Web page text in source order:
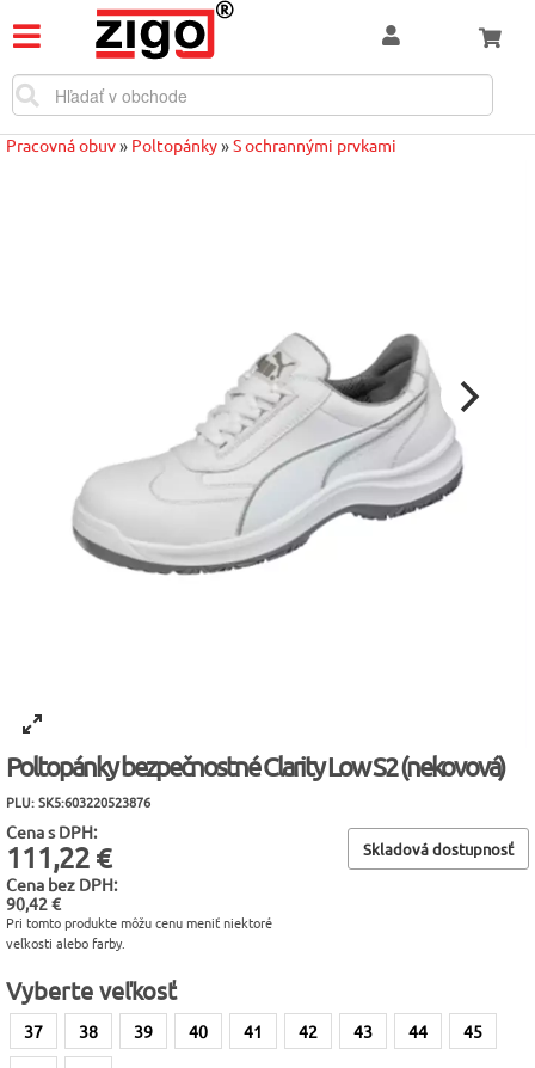
Pracovná obuv» Poltopánky»S ochrannými prvkami
Poltopánky bezpečnostné Clarity Low S2 (nekovová)
PLU: SK5:603220523876
Cena s DPH:
111,22 €
Cena bez DPH:
90,42 €
Pri tomto produkte môžu cenu meniť niektoré
veľkosti alebo farby.
Skladová dostupnosť
Vyberte veľkosť
37 38 39 40 41 42 43 44
45